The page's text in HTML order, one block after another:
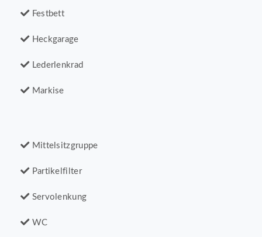
Festbett
Heckgarage
Lederlenkrad
Markise
Mittelsitzgruppe
Partikelfilter
Servolenkung
WC